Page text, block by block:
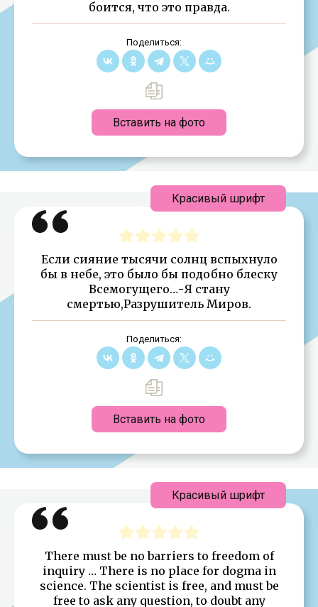
боится, что это правда.
Поделиться:
Вставить на фото
Если сияние тысячи солнц вспыхнуло
бы в небе, это было бы подобно блеску
Всемогущего…-Я стану
смертью,Разрушитель Миров.
Поделиться:
Вставить на фото
Красивый шрифт
There must be no barriers to freedom of
inquiry … There is no place for dogma in
science. The scientist is free, and must be
free to ask any question, to doubt any
Красивый шрифт